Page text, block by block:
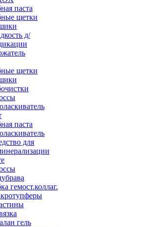
паста
щетки
д/
щетки
паста
для
гемост.коллаг.
гель